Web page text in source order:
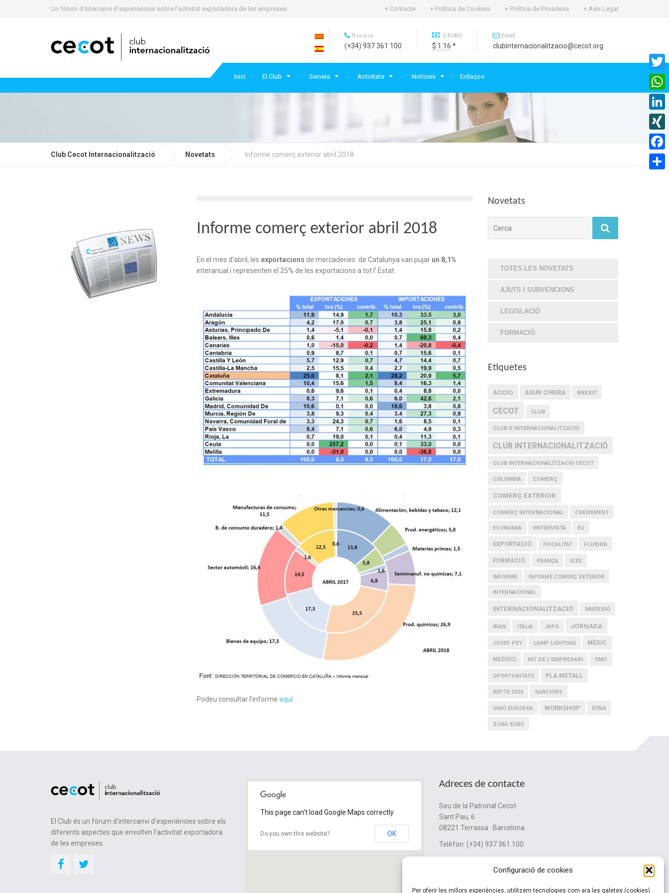
Configuració de cookies
Per oferir les millors experiències, utilitzem tecnologies com ara les galetes (cookies)
Un fòrum d’intercanvi d’experiències sobre l’activitat exportadora de les empreses + Contacte + Política de Cookies + Política de Privadesa + Avís Legal
Inici El Club Serveis Activitats Notícies Enllaços
Truca'ns
(+34) 937 361 100
1 EURO
$ 1.16 *
Email
clubinternacionalitzacio@cecot.org
Club Cecot Internacionalització Novetats Informe comerç exterior abril 2018
Informe comerç exterior abril 2018
En el mes d’abril, les exportacions de mercaderies de Catalunya van pujar un 8,1%
interanual i representen el 25% de les exportacions a tot l’ Estat.
Podeu consultar l’informe aquí
Novetats
TOTES LES NOVETATS
AJUTS I SUBVENCIONS
LEGISLACIÓ
FORMACIÓ
Etiquetes
ACCIO ASUN CIRERA BREXIT
CECOT CLUB
CLUB D'INTERNACIONALITZACIÓ
CLUB INTERNACIONALITZACIÓ
CLUB INTERNACIONALITZACIÓ CECOT
COLOMBIA COMERÇ
COMERÇ EXTERIOR
COMERÇ INTERNACIONAL CREIXEMENT
ECONOMIA ENTREVISTA EU
EXPORTACIÓ FISCALITAT FLUIDRA
FORMACIÓ FRANÇA ICEX
INFORME INFORME COMERÇ EXTERIOR
INTERNACIONAL
INTERNACIONALITZACIÓ INVERSIÓ
IRAN ITÀLIA JAPÓ JORNADA
JOSEP PEY LAMP LIGHTING MÈXIC
NEGOCI NIT DE L'EMPRESARI OMC
OPORTUNITATS PLA METALL
REPTE 2020 SANCIONS
UNIÓ EUROPEA WORKSHOP XINA
ZONA EURO
El Club és un fòrum d'intercanvi d'experiències sobre els
diferents aspectes que envolten l'activitat exportadora
de les empreses.
This page can't load Google Maps correctly.
Do you own this website? OK
Adreces de contacte
Seu de la Patronal Cecot
Sant Pau, 6
08221 Terrassa · Barcelona
Telèfon: (+34) 937 361 100
XING